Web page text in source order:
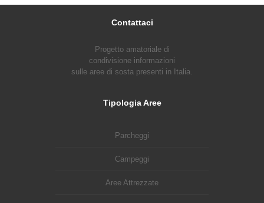
Contattaci
Progetto amatoriale di
condivisione informazioni
sulle aree di sosta presenti in Italia.
Tipologia Aree
Parcheggi
Campeggi
Aree Attrezzate